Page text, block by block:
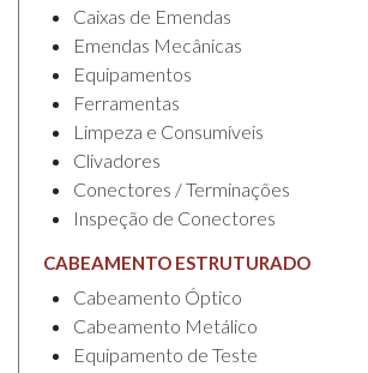
Caixas de Emendas
Emendas Mecânicas
Equipamentos
Ferramentas
Limpeza e Consumíveis
Clivadores
Conectores / Terminações
Inspeção de Conectores
CABEAMENTO ESTRUTURADO
Cabeamento Óptico
Cabeamento Metálico
Equipamento de Teste